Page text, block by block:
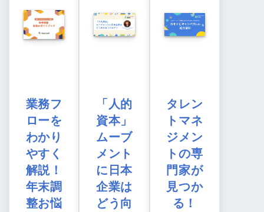
業務フ
ローを
わかり
やすく
解説！
年末調
整お悩
「人的
資本」
ムーブ
メント
に日本
企業は
どう向
タレン
トマネ
ジメン
トの専
門家が
見つか
る！